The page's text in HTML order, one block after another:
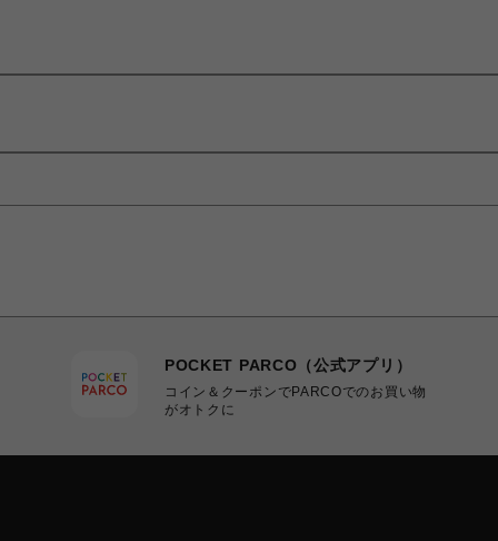
POCKET PARCO（公式アプリ）
コイン＆クーポンでPARCOでのお買い物
がオトクに